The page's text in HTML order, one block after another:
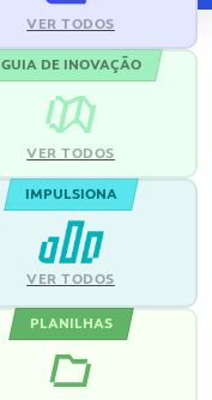
VER TODOS
GUIA DE INOVAÇÃO
VER TODOS
IMPULSIONA
VER TODOS
PLANILHAS